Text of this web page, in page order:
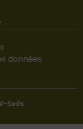
données
Seils